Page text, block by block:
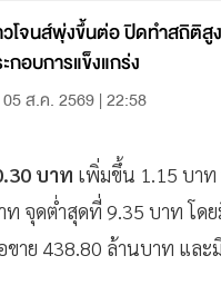
โจนส์พุ่งขึ้นต่อ ปิดทำสถิติสู
กอบการแข็งแกร่ง
05 ส.ค. 2569 | 22:58
บาท เพิ่มขึ้น 1.15 บา
จุดต่ำสุดที่ 9.35 บาท โด
าย 438.80 ล้านบาท และ